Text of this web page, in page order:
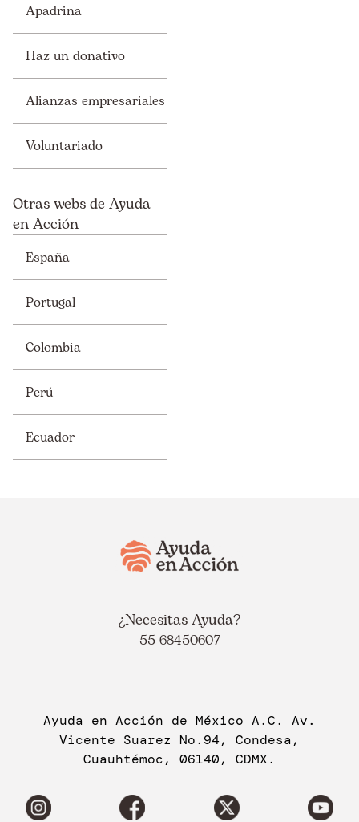
Apadrina
Haz un donativo
Alianzas empresariales
Voluntariado
Otras webs de Ayuda
en Acción
España
Portugal
Colombia
Perú
Ecuador
¿Necesitas Ayuda?
55 68450607
Ayuda en Acción de México A.C. Av.
Vicente Suarez No.94, Condesa,
Cuauhtémoc, 06140, CDMX.